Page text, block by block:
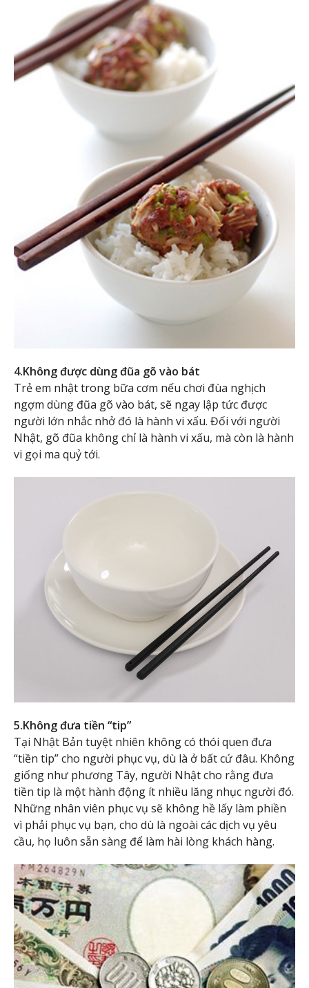
4.Không được dùng đũa gõ vào bát
Trẻ em nhật trong bữa cơm nếu chơi đùa nghịch
ngợm dùng đũa gõ vào bát, sẽ ngay lập tức được
người lớn nhắc nhở đó là hành vi xấu. Đối với người
Nhật, gõ đũa không chỉ là hành vi xấu, mà còn là hành
vi gọi ma quỷ tới.
5.Không đưa tiền “tip”
Tại Nhật Bản tuyệt nhiên không có thói quen đưa
“tiền tip” cho người phục vụ, dù là ở bất cứ đâu. Không
giống như phương Tây, người Nhật cho rằng đưa
tiền tip là một hành động ít nhiều lăng nhục người đó.
Những nhân viên phục vụ sẽ không hề lấy làm phiền
vì phải phục vụ bạn, cho dù là ngoài các dịch vụ yêu
cầu, họ luôn sẵn sàng để làm hài lòng khách hàng.